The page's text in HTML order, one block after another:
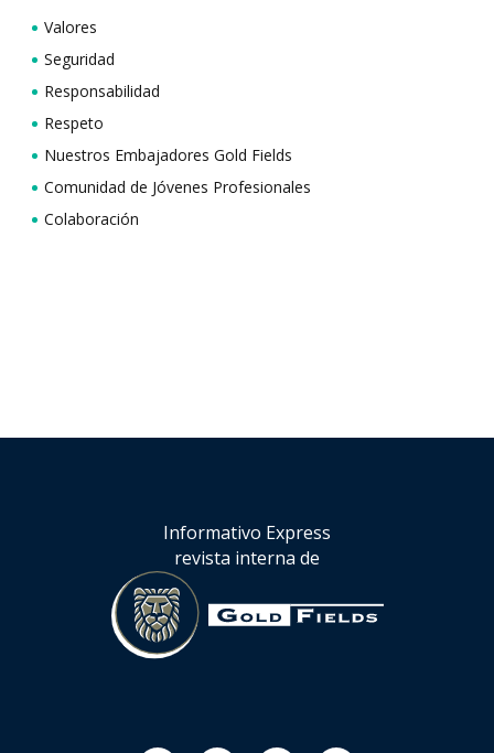
Valores
Seguridad
Responsabilidad
Respeto
Nuestros Embajadores Gold Fields
Comunidad de Jóvenes Profesionales
Colaboración
Informativo Express
revista interna de